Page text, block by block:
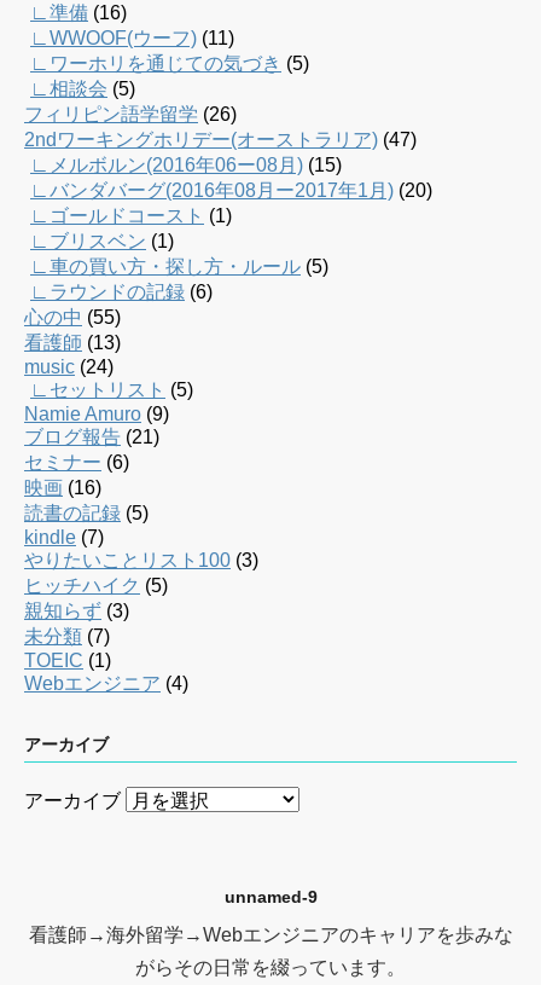
∟準備 (16)
∟WWOOF(ウーフ) (11)
∟ワーホリを通じての気づき (5)
∟相談会 (5)
フィリピン語学留学 (26)
2ndワーキングホリデー(オーストラリア) (47)
∟メルボルン(2016年06ー08月) (15)
∟バンダバーグ(2016年08月ー2017年1月) (20)
∟ゴールドコースト (1)
∟ブリスベン (1)
∟車の買い方・探し方・ルール (5)
∟ラウンドの記録 (6)
心の中 (55)
看護師 (13)
music (24)
∟セットリスト (5)
Namie Amuro (9)
ブログ報告 (21)
セミナー (6)
映画 (16)
読書の記録 (5)
kindle (7)
やりたいことリスト100 (3)
ヒッチハイク (5)
親知らず (3)
未分類 (7)
TOEIC (1)
Webエンジニア (4)
アーカイブ
アーカイブ
unnamed-9
看護師→海外留学→Webエンジニアのキャリアを歩みな
がらその日常を綴っています。